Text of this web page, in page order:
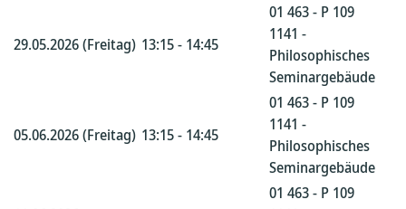
29.05.2026 (Freitag) 13:15 - 14:45
01 463 - P 109
1141 -
Philosophisches
Seminargebäude
05.06.2026 (Freitag) 13:15 - 14:45
01 463 - P 109
1141 -
Philosophisches
Seminargebäude
01 463 - P 109